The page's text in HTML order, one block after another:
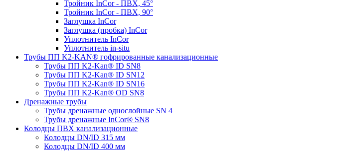
Тройник InCor - ПВХ, 45°
Тройник InCor - ПВХ, 90°
Заглушка InCor
Заглушка (пробка) InCor
Уплотнитель InCor
Уплотнитель in-situ
Трубы ПП K2-KAN® гофри­рованные канализационные
Трубы ПП K2-Kan® ID SN8
Трубы ПП K2-Kan® ID SN12
Трубы ПП K2-Kan® ID SN16
Трубы ПП K2-Kan® OD SN8
Дренажные трубы
Трубы дренажные однослойные SN 4
Трубы дренажные InCor® SN8
Колодцы ПВХ канализационные
Колодцы DN/ID 315 мм
Колодцы DN/ID 400 мм